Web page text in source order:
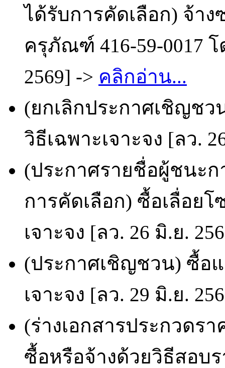
ได้รับการคัดเลือก) จ้าง
ครุภัณฑ์ 416-59-0017 โ
2569] -> คลิกอ่าน...
(ยกเลิกประกาศเชิญช
วิธีเฉพาะเจาะจง [ลว.
(ประกาศรายชื่อผู้ชนะก
การคัดเลือก) ซื้อเลื่อย
เจาะจง [ลว. 26 มิ.ย.
(ประกาศเชิญชวน) ซื้อ
เจาะจง [ลว. 29 มิ.ย.
(ร่างเอกสารประกวดรา
ซื้อหรือจ้างด้วยวิธีสอบ